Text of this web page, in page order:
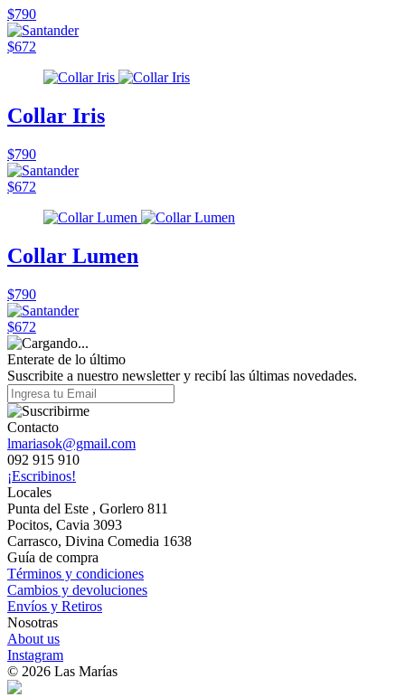
$790
$672
Collar Iris
$790
$672
Collar Lumen
$790
$672
Enterate de lo último
Suscribite a nuestro newsletter y recibí las últimas novedades.
Contacto
lmariasok@gmail.com
092 915 910
¡Escribinos!
Locales
Punta del Este , Gorlero 811
Pocitos, Cavia 3093
Carrasco, Divina Comedia 1638
Guía de compra
Términos y condiciones
Cambios y devoluciones
Envíos y Retiros
Nosotras
About us
Instagram
© 2026 Las Marías